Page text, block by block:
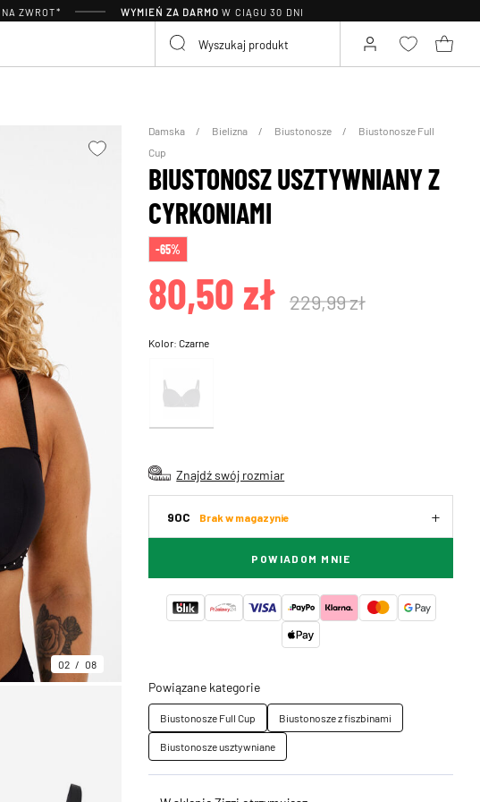
NA ZWROT* WYMIEŃ ZA DARMO W CIĄGU 30 DNI
02 08
Damska Bielizna Biustonosze
Biustonosze Full
Cup
BIUSTONOSZ USZTYWNIANY Z
CYRKONIAMI
-65%
80,50 zł 229,99 zł
Kolor:Czarne
Znajdź swój rozmiar
90C Brak w magazynie
POWIADOM MNIE
Powiązane kategorie
Biustonosze Full Cup
Biustonosze z fiszbinami
Biustonosze usztywniane